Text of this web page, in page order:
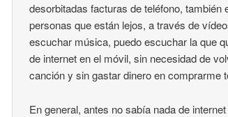
desorbitadas facturas de teléfono, también
personas que están lejos, a través de
escuchar música, puedo escuchar la que
de internet en el móvil, sin necesidad de
canción y sin gastar dinero en comprarme
En general, antes no sabía nada de